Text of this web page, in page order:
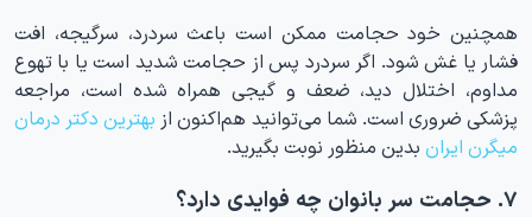
همچنین خود حجامت ممکن است باعث سردرد، سرگیجه، افت
فشار یا غش شود. اگر سردرد پس از حجامت شدید است یا با تهوع
مداوم، اختلال دید، ضعف و گیجی همراه شده است، مراجعه
پزشکی ضروری است. شما می‌توانید هم‌اکنون از بهترین دکتر درمان
میگرن ایران بدین منظور نوبت بگیرید.
۷. حجامت سر بانوان چه فوایدی دارد؟